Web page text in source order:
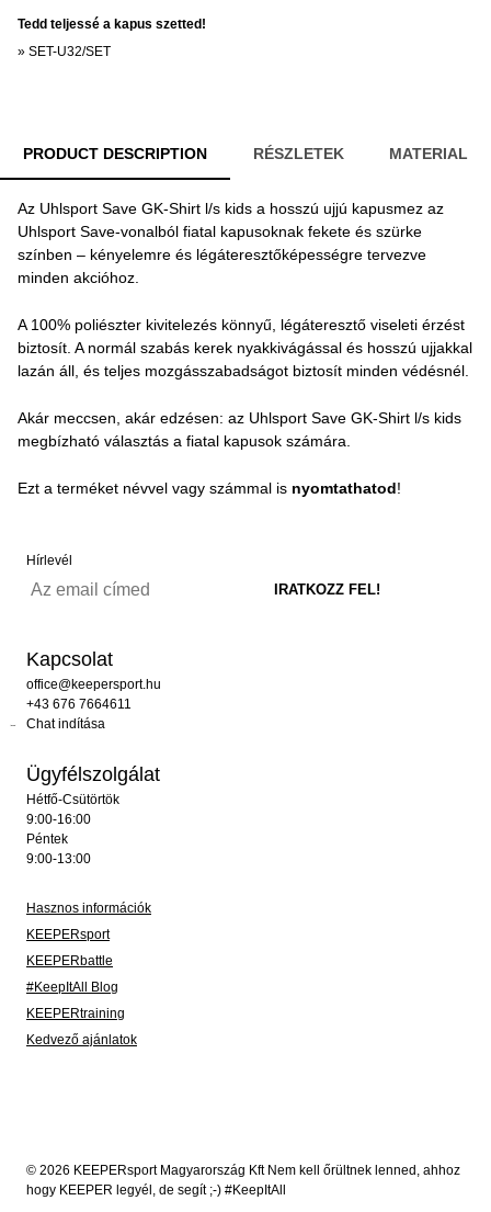
Tedd teljessé a kapus szetted!
» SET-U32/SET
PRODUCT DESCRIPTION RÉSZLETEK MATERIAL
Az Uhlsport Save GK-Shirt l/s kids a hosszú ujjú kapusmez az
Uhlsport Save-vonalból fiatal kapusoknak fekete és szürke
színben – kényelemre és légáteresztőképességre tervezve
minden akcióhoz.
A 100% poliészter kivitelezés könnyű, légáteresztő viseleti érzést
biztosít. A normál szabás kerek nyakkivágással és hosszú ujjakkal
lazán áll, és teljes mozgásszabadságot biztosít minden védésnél.
Akár meccsen, akár edzésen: az Uhlsport Save GK-Shirt l/s kids
megbízható választás a fiatal kapusok számára.
Ezt a terméket névvel vagy számmal is nyomtathatod!
Hírlevél
Kapcsolat
office@keepersport.hu
+43 676 7664611
Chat indítása
Ügyfélszolgálat
Hétfő-Csütörtök
9:00-16:00
Péntek
9:00-13:00
Hasznos információk
KEEPERsport
KEEPERbattle
#KeepItAll Blog
KEEPERtraining
Kedvező ajánlatok
© 2026 KEEPERsport Magyarország Kft Nem kell őrültnek lenned, ahhoz
hogy KEEPER legyél, de segít ;-) #KeepItAll